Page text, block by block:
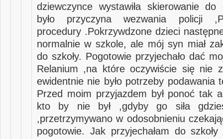
dziewczynce wystawiła skierowanie
było przyczyna wezwania policji
procedury .Pokrzywdzone dzieci
normalnie w szkole, ale mój syn miał
do szkoły. Pogotowie przyjechało dać
Relanium ,na które oczywiście się nie
ewidentnie nie było potrzeby podawania
Przed moim przyjazdem był ponoć tak
kto by nie był ,gdyby go siła
,przetrzymywano w odosobnieniu
pogotowie. Jak przyjechałam do